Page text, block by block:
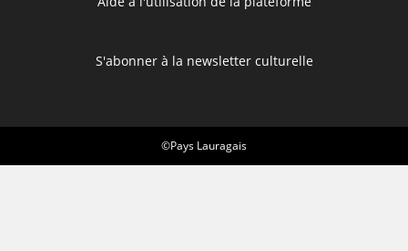
S'abonner à la newsletter culturelle
©Pays Lauragais